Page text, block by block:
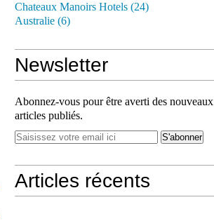
Chateaux Manoirs Hotels (24)
Australie (6)
Newsletter
Abonnez-vous pour être averti des nouveaux
articles publiés.
Articles récents